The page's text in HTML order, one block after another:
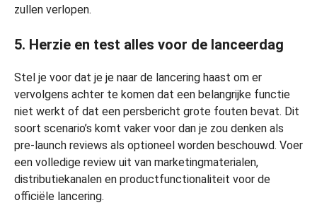
zullen verlopen.
5. Herzie en test alles voor de lanceerdag
Stel je voor dat je je naar de lancering haast om er
vervolgens achter te komen dat een belangrijke functie
niet werkt of dat een persbericht grote fouten bevat. Dit
soort scenario’s komt vaker voor dan je zou denken als
pre-launch reviews als optioneel worden beschouwd. Voer
een volledige review uit van marketingmaterialen,
distributiekanalen en productfunctionaliteit voor de
officiële lancering.